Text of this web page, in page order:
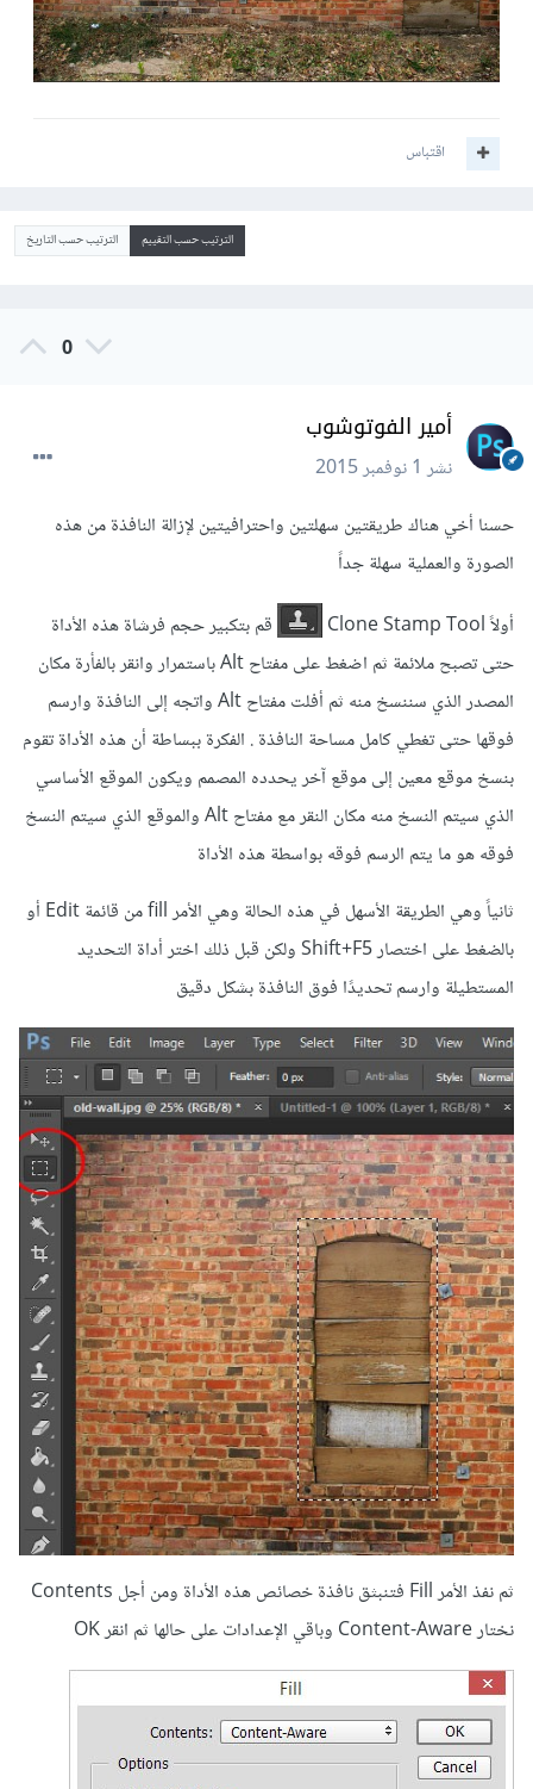
اقتباس
الترتيب حسب التقييم الترتيب حسب التاريخ
0
أمير الفوتوشوب
نشر1 نوفمبر 2015
حسنا أخي هناك طريقتين سهلتين واحترافيتين لإزالة النافذة من هذه
الصورة والعملية سهلة جداً
أولاً Clone Stamp Tool
قم بتكبير حجم فرشاة هذه الأداة
حتى تصبح ملائمة ثم اضغط على مفتاح Alt باستمرار وانقر بالفأرة مكان
المصدر الذي سننسخ منه ثم أفلت مفتاح Alt واتجه إلى النافذة وارسم
فوقها حتى تغطي كامل مساحة النافذة . الفكرة ببساطة أن هذه الأداة تقوم
بنسخ موقع معين إلى موقع آخر يحدده المصمم ويكون الموقع الأساسي
الذي سيتم النسخ منه مكان النقر مع مفتاح Alt والموقع الذي سيتم النسخ
فوقه هو ما يتم الرسم فوقه بواسطة هذه الأداة
ثانياً وهي الطريقة الأسهل في هذه الحالة وهي الأمر fill من قائمة Edit أو
بالضغط على اختصار Shift+F5 ولكن قبل ذلك اختر أداة التحديد
المستطيلة وارسم تحديدًا فوق النافذة بشكل دقيق
ثم نفذ الأمر Fill فتنبثق نافذة خصائص هذه الأداة ومن أجل Contents
نختار Content-Aware وباقي الإعدادات على حالها ثم انقر OK